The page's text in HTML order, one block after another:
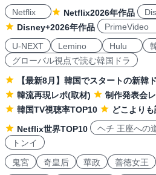
Netflix
Netflix2026年作品
Disney+2026年作品
PrimeVideo
U-NEXT
Lemino Hulu
グローバル視点で読む韓国ドラ
【最新8月】韓国でスタートの新韓
韓流再現レポ(取材)
制作発表会
韓国TV視聴率TOP10
どこより
Netflix世界TOP10
ヘチ 王座への
トンイ
鬼宮
奇皇后 華政 善徳女王